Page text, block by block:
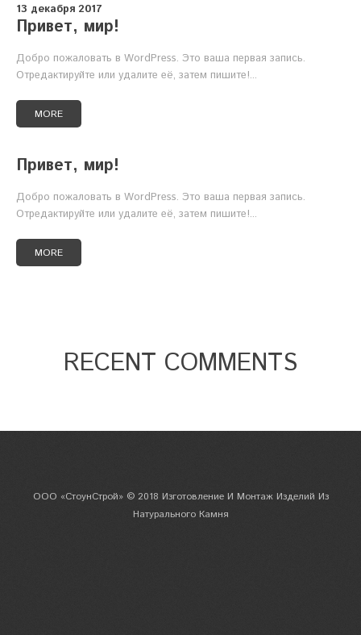
13 декабря 2017
Привет, мир!
Добро пожаловать в WordPress. Это ваша первая запись.
Отредактируйте или удалите её, затем пишите!...
MORE
Привет, мир!
Добро пожаловать в WordPress. Это ваша первая запись.
Отредактируйте или удалите её, затем пишите!...
MORE
RECENT COMMENTS
ООО «СтоунСтрой» © 2018 Изготовление И Монтаж Изделий Из
Натурального Камня